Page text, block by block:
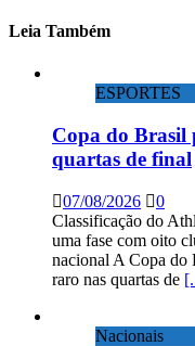
Leia Também
ESPORTES
Copa do Brasil
quartas de final
07/08/2026
0
Classificação do
uma fase com oito
nacional A Copa do
raro nas quartas de
Nacionais